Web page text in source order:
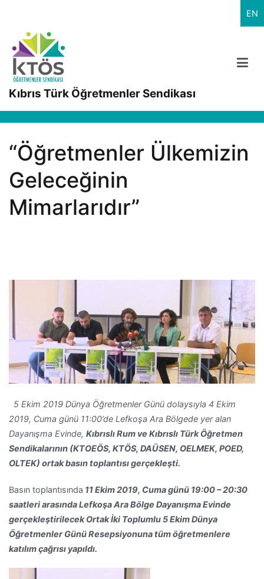
EN
Kıbrıs Türk Öğretmenler Sendikası
“Öğretmenler Ülkemizin
Geleceğinin
Mimarlarıdır”
5 Ekim 2019 Dünya Öğretmenler Günü dolaysıyla 4 Ekim
2019, Cuma günü 11:00’de Lefkoşa Ara Bölgede yer alan
Dayanışma Evinde, Kıbrıslı Rum ve Kıbrıslı Türk Öğretmen
Sendikalarının (KTOEÖS, KTÖS, DAÜSEN, OELMEK, POED,
OLTEK) ortak basın toplantısı gerçekleşti.
Basın toplantısında 11 Ekim 2019, Cuma günü 19:00 – 20:30
saatleri arasında Lefkoşa Ara Bölge Dayanışma Evinde
gerçekleştirilecek Ortak İki Toplumlu 5 Ekim Dünya
Öğretmenler Günü Resepsiyonuna tüm öğretmenlere
katılım çağrısı yapıldı.